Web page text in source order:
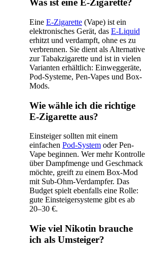
Was ist eine E-Zigarette?
Eine E-Zigarette (Vape) ist ein
elektronisches Gerät, das E-Liquid
erhitzt und verdampft, ohne es zu
verbrennen. Sie dient als Alternative
zur Tabakzigarette und ist in vielen
Varianten erhältlich: Einweggeräte,
Pod-Systeme, Pen-Vapes und Box-
Mods.
Wie wähle ich die richtige
E-Zigarette aus?
Einsteiger sollten mit einem
einfachen Pod-System oder Pen-
Vape beginnen. Wer mehr Kontrolle
über Dampfmenge und Geschmack
möchte, greift zu einem Box-Mod
mit Sub-Ohm-Verdampfer. Das
Budget spielt ebenfalls eine Rolle:
gute Einsteigersysteme gibt es ab
20–30 €.
Wie viel Nikotin brauche
ich als Umsteiger?